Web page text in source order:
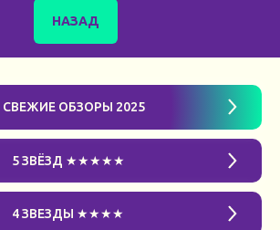
НАЗАД
СВЕЖИЕ ОБЗОРЫ 2025
5 ЗВЁЗД ★★★★★
4 ЗВЕЗДЫ ★★★★